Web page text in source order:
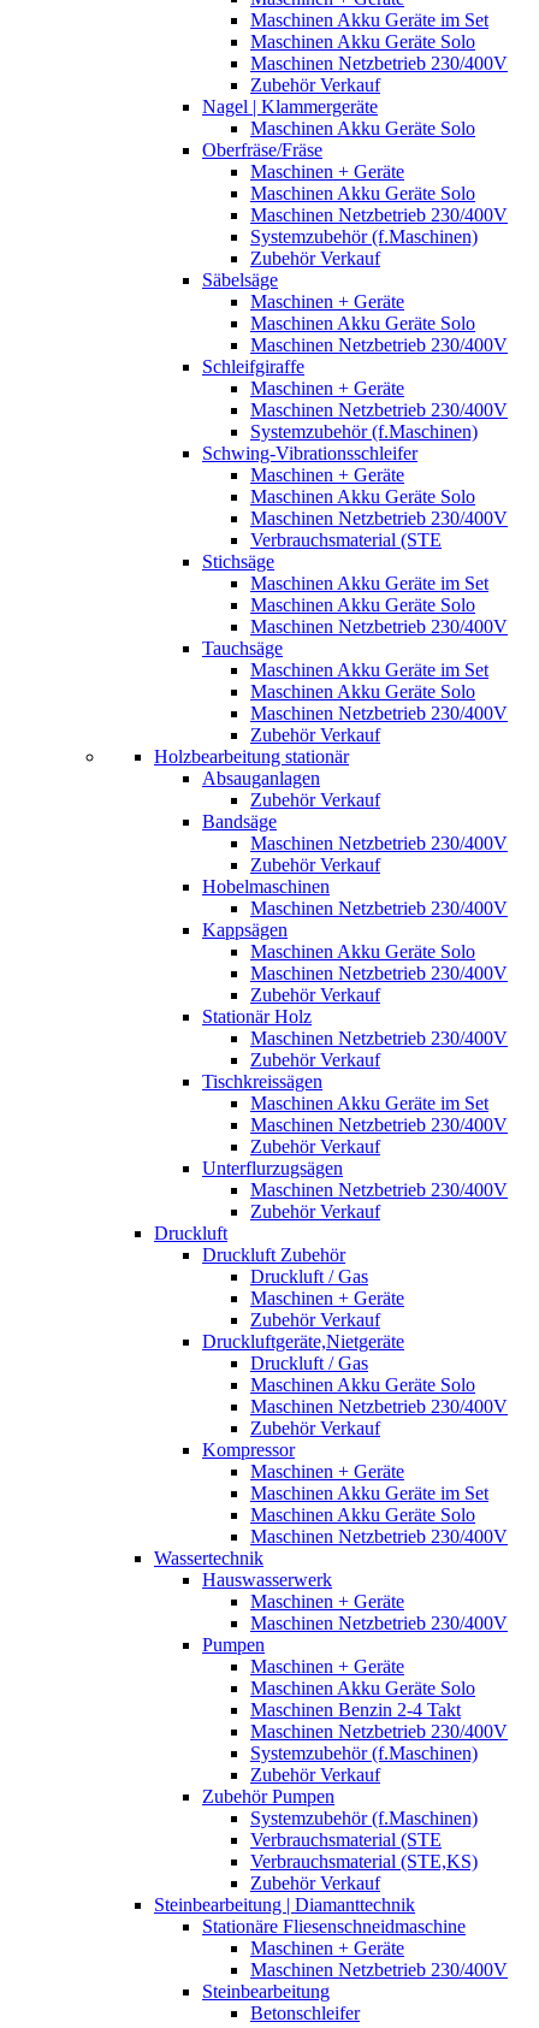
Maschinen Akku Geräte im Set
Maschinen Akku Geräte Solo
Maschinen Netzbetrieb 230/400V
Zubehör Verkauf
Nagel | Klammergeräte
Maschinen Akku Geräte Solo
Oberfräse/Fräse
Maschinen + Geräte
Maschinen Akku Geräte Solo
Maschinen Netzbetrieb 230/400V
Systemzubehör (f.Maschinen)
Zubehör Verkauf
Säbelsäge
Maschinen + Geräte
Maschinen Akku Geräte Solo
Maschinen Netzbetrieb 230/400V
Schleifgiraffe
Maschinen + Geräte
Maschinen Netzbetrieb 230/400V
Systemzubehör (f.Maschinen)
Schwing-Vibrationsschleifer
Maschinen + Geräte
Maschinen Akku Geräte Solo
Maschinen Netzbetrieb 230/400V
Verbrauchsmaterial (STE
Stichsäge
Maschinen Akku Geräte im Set
Maschinen Akku Geräte Solo
Maschinen Netzbetrieb 230/400V
Tauchsäge
Maschinen Akku Geräte im Set
Maschinen Akku Geräte Solo
Maschinen Netzbetrieb 230/400V
Zubehör Verkauf
Holzbearbeitung stationär
Absauganlagen
Zubehör Verkauf
Bandsäge
Maschinen Netzbetrieb 230/400V
Zubehör Verkauf
Hobelmaschinen
Maschinen Netzbetrieb 230/400V
Kappsägen
Maschinen Akku Geräte Solo
Maschinen Netzbetrieb 230/400V
Zubehör Verkauf
Stationär Holz
Maschinen Netzbetrieb 230/400V
Zubehör Verkauf
Tischkreissägen
Maschinen Akku Geräte im Set
Maschinen Netzbetrieb 230/400V
Zubehör Verkauf
Unterflurzugsägen
Maschinen Netzbetrieb 230/400V
Zubehör Verkauf
Druckluft
Druckluft Zubehör
Druckluft / Gas
Maschinen + Geräte
Zubehör Verkauf
Druckluftgeräte,Nietgeräte
Druckluft / Gas
Maschinen Akku Geräte Solo
Maschinen Netzbetrieb 230/400V
Zubehör Verkauf
Kompressor
Maschinen + Geräte
Maschinen Akku Geräte im Set
Maschinen Akku Geräte Solo
Maschinen Netzbetrieb 230/400V
Wassertechnik
Hauswasserwerk
Maschinen + Geräte
Maschinen Netzbetrieb 230/400V
Pumpen
Maschinen + Geräte
Maschinen Akku Geräte Solo
Maschinen Benzin 2-4 Takt
Maschinen Netzbetrieb 230/400V
Systemzubehör (f.Maschinen)
Zubehör Verkauf
Zubehör Pumpen
Systemzubehör (f.Maschinen)
Verbrauchsmaterial (STE
Verbrauchsmaterial (STE,KS)
Zubehör Verkauf
Steinbearbeitung | Diamanttechnik
Stationäre Fliesenschneidmaschine
Maschinen + Geräte
Maschinen Netzbetrieb 230/400V
Steinbearbeitung
Betonschleifer